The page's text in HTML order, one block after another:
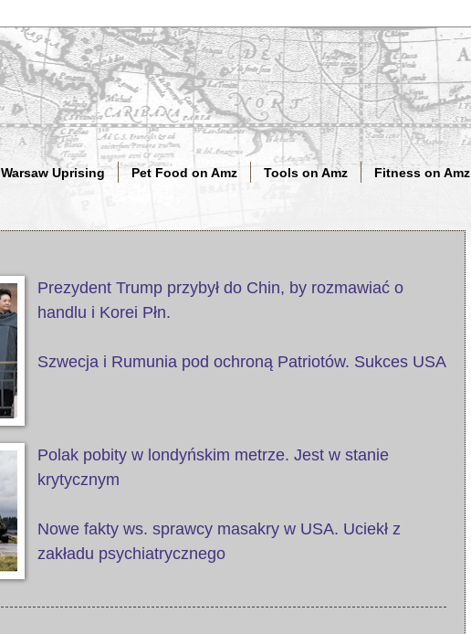
Warsaw Uprising Pet Food on Amz Tools on Amz Fitness on Amz
Prezydent Trump przybył do Chin, by rozmawiać o
handlu i Korei Płn.
Szwecja i Rumunia pod ochroną Patriotów. Sukces USA
Polak pobity w londyńskim metrze. Jest w stanie
krytycznym
Nowe fakty ws. sprawcy masakry w USA. Uciekł z
zakładu psychiatrycznego